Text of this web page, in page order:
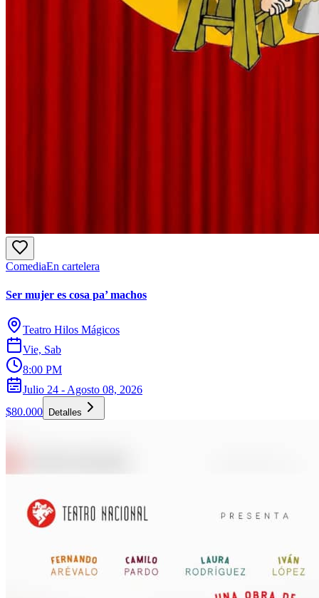
ComediaEn cartelera
Ser mujer es cosa pa’ machos
Teatro Hilos Mágicos
Vie, Sab
8:00 PM
Julio 24 - Agosto 08, 2026
$80.000
Detalles